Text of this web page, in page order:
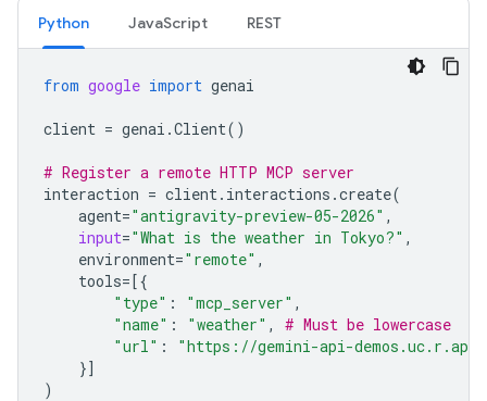
Python JavaScript REST
from google import genai
client = genai .Client()
# Register a remote HTTP MCP server
interaction = client. interactions .create(
agent="antigravity-preview-05-2026" ,
input="What is the weather in Tokyo?" ,
environment="remote" ,
tools=[{
"type" : "mcp_server" ,
"name" : "weather" ,
# Must be lowercase
"url" :
"https://gemini-api-
}]
)